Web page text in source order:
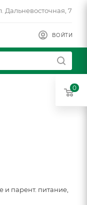
Дальневосточная, 7
ВОЙТИ
и парент. питание,
0